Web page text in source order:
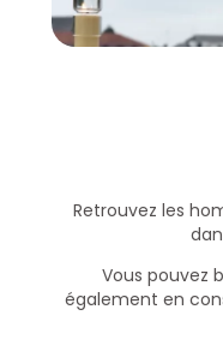
Retrouvez les
Vous pouvez
également en